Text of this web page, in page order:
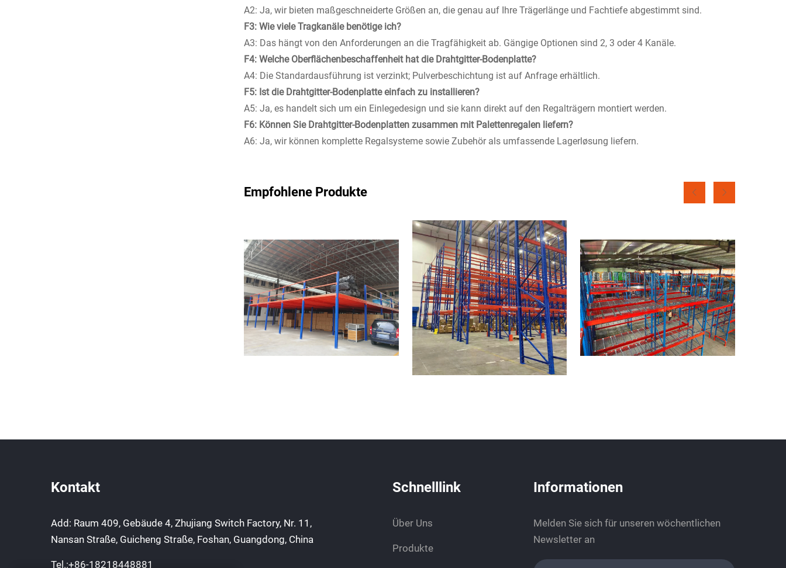
A2: Ja, wir bieten maßgeschneiderte Größen an, die genau auf Ihre Trägerlänge und Fachtiefe abgestimmt sind.
F3: Wie viele Tragkanäle benötige ich?
A3: Das hängt von den Anforderungen an die Tragfähigkeit ab. Gängige Optionen sind 2, 3 oder 4 Kanäle.
F4: Welche Oberflächenbeschaffenheit hat die Drahtgitter-Bodenplatte?
A4: Die Standardausführung ist verzinkt; Pulverbeschichtung ist auf Anfrage erhältlich.
F5: Ist die Drahtgitter-Bodenplatte einfach zu installieren?
A5: Ja, es handelt sich um ein Einlegedesign und sie kann direkt auf den Regalträgern montiert werden.
F6: Können Sie Drahtgitter-Bodenplatten zusammen mit Palettenregalen liefern?
A6: Ja, wir können komplette Regalsysteme sowie Zubehör als umfassende Lagerløsung liefern.
Empfohlene Produkte
Kontakt
Add: Raum 409, Gebäude 4, Zhujiang Switch Factory, Nr. 11,
Nansan Straße, Guicheng Straße, Foshan, Guangdong, China
Tel.:+86-18218448881
Schnelllink
Über Uns
Produkte
Informationen
Melden Sie sich für unseren wöchentlichen
Newsletter an